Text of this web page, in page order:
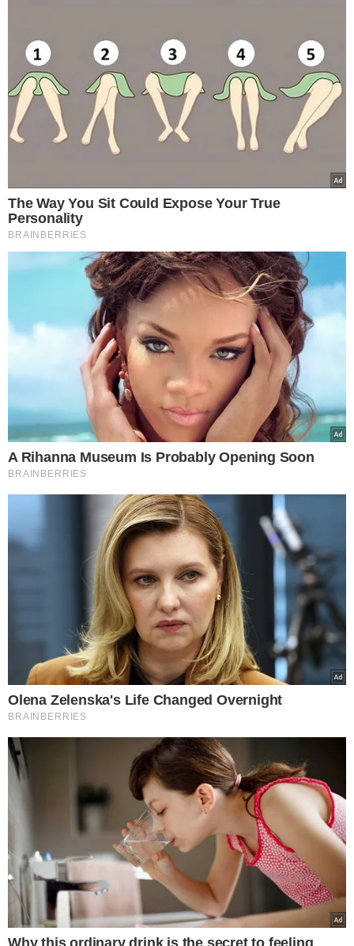
saúde da mulher piauiense", disse a
ginecologista Karynnae Santos,
presidente da SOPIGO.
A abertura oficial da Jornada será às 19h, no Auditório do
Conselho Regional de Medicina (CRM-PI), com entrega da
Medalha Rita Lobato à profissionais da medicina.
oferecido um coquetel para os convidados
neste primeiro dia de evento, foram oferecidos dois
cursos nos auditórios do Centro de Convenções, para os
profissionais já inscritos.
30ª Jornada Piauiense de Ginecologia e Obstetrícia começa nesta quinta (6) -
Foto: Ascom